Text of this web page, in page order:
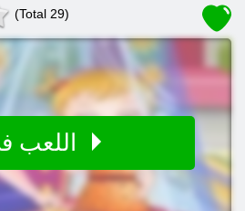
(Total 29)